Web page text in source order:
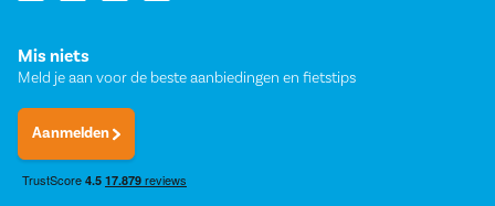
Mis niets
Meld je aan voor de beste aanbiedingen en fietstips
Aanmelden